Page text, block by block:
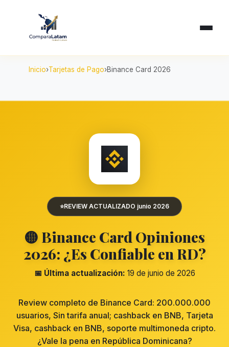
Inicio Tarjetas de Pago Binance Card 2026
⭐REVIEW ACTUALIZADO junio 2026
🟡 Binance Card Opiniones
2026: ¿Es Confiable en RD?
📅 Última actualización: 19 de junio de 2026
Review completo de Binance Card: 200.000.000
usuarios, Sin tarifa anual; cashback en BNB, Tarjeta
Visa, cashback en BNB, soporte multimoneda cripto.
¿Vale la pena en República Dominicana?